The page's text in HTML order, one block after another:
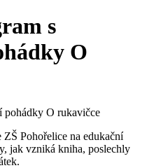
s
O
pohádky O rukavičce
Pohořelice na edukační
jak vzniká kniha, poslechly